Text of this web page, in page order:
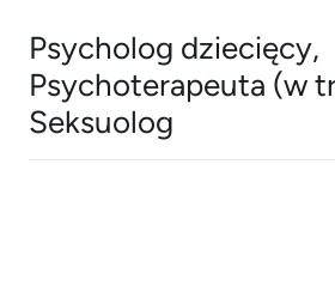
Psycholog dziecięcy,
Psychoterapeuta (w
Seksuolog